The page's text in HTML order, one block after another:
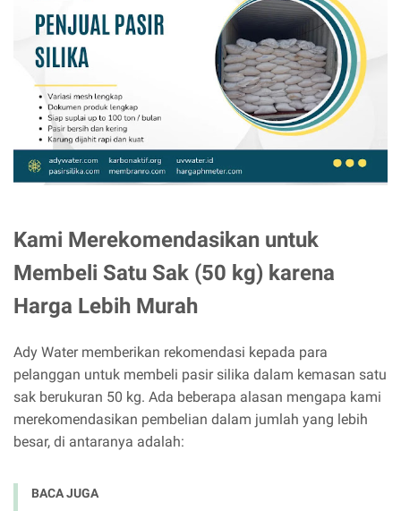
Kami Merekomendasikan untuk
Membeli Satu Sak (50 kg) karena
Harga Lebih Murah
Ady Water memberikan rekomendasi kepada para
pelanggan untuk membeli pasir silika dalam kemasan satu
sak berukuran 50 kg. Ada beberapa alasan mengapa kami
merekomendasikan pembelian dalam jumlah yang lebih
besar, di antaranya adalah:
BACA JUGA